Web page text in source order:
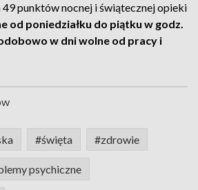
49 punktów nocnej i świątecznej opieki
od poniedziałku do piątku w godz.
w dni wolne od pracy i
#święta #zdrowie
psychiczne